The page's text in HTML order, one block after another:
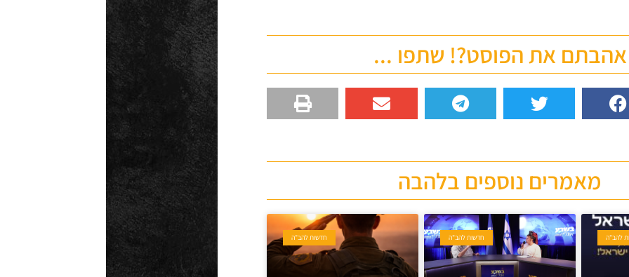
אהבתם את הפוסט?! שתפו ...
מאמרים נוספים בלהבה
להב"ה חדשות להב"ה חדשות להב"ה